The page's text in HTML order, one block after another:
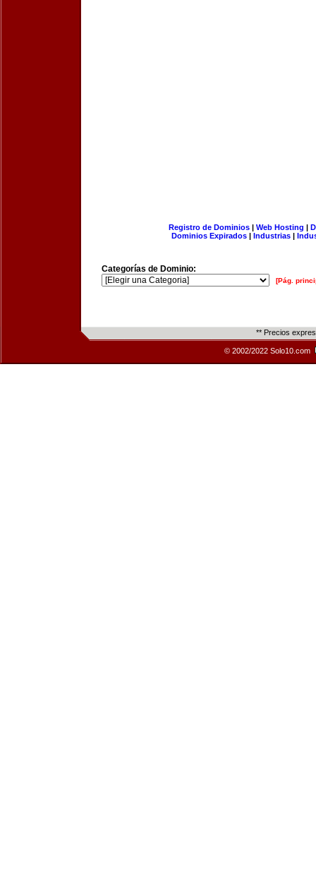
Registro de Dominios| Web Hosting |
Dominios Expirados | Industrias |
Categorías de Dominio:
[Pág.
** Precios
© 2002/2022 Solo10.com